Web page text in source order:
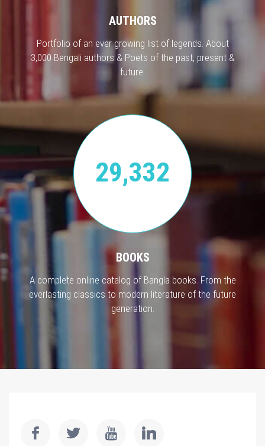
AUTHORS
Portfolio of an ever growing list of legends. About
3,000 Bengali authors & Poets of the past, present &
future.
29,332
BOOKS
A complete online catalog of Bangla books. From the
everlasting classics to modern literature of the future
generation.